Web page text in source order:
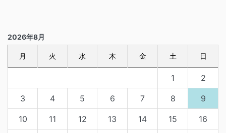
2026年8月
月 火 水 木 金 土 日
1 2
3 4 5 6 7 8 9
10 11 12 13 14 15 16